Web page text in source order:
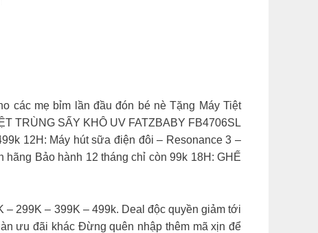
các mẹ bỉm lần đầu đón bé nè Tặng Máy Tiệt
TRÙNG SẤY KHÔ UV FATZBABY FB4706SL
12H: Máy hút sữa điện đôi – Resonance 3 –
Bảo hành 12 tháng chỉ còn 99k 18H: GHẾ
– 299K – 399K – 499k. Deal độc quyền giảm tới
ưu đãi khác Đừng quên nhập thêm mã xịn để